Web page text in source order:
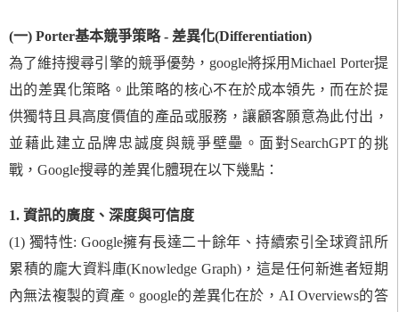
(一) Porter基本競爭策略 - 差異化(Differentiation)
為了維持搜尋引擎的競爭優勢，google將採用Michael Porter提
出的差異化策略。此策略的核心不在於成本領先，而在於提
供獨特且具高度價值的產品或服務，讓顧客願意為此付出，
並藉此建立品牌忠誠度與競爭壁壘。面對SearchGPT的挑
戰，Google搜尋的差異化體現在以下幾點：
1. 資訊的廣度、深度與可信度
(1) 獨特性: Google擁有長達二十餘年、持續索引全球資訊所
累積的龐大資料庫(Knowledge Graph)，這是任何新進者短期
內無法複製的資產。google的差異化在於，AI Overviews的答